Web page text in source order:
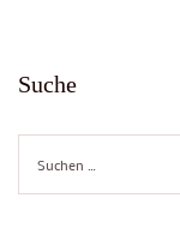
Suche
nach: